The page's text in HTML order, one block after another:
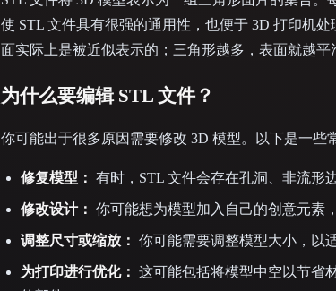
使 STL 文件具有很强的通用性，也便于 3D 打印机
面实际上是被近似表示的；三角形越多，表面就越平
为什么要编辑 STL 文件？
你可能出于很多原因需要修改 3D 模型。以下是一些
修复模型： 有时，STL 文件会存在孔洞、非流形
修改设计： 你可能想为模型加入自己的创意元素
调整尺寸或缩放： 你可能需要调整模型大小，以
为打印进行优化： 这可能包括将模型中空以节省